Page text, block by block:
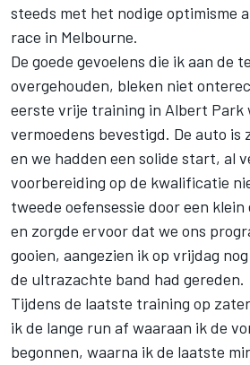
steeds met het nodige optimisme
race in Melbourne.
De goede gevoelens die ik aan de
overgehouden, bleken niet
eerste vrije training in Albert Park
vermoedens bevestigd. De auto is
en we hadden een solide start, al
voorbereiding op de kwalificatie
tweede oefensessie door een
en zorgde ervoor dat we ons
gooien, aangezien ik op vrijdag
de ultrazachte band had gereden.
Tijdens de laatste training op
ik de lange run af waaraan ik de
begonnen, waarna ik de laatste